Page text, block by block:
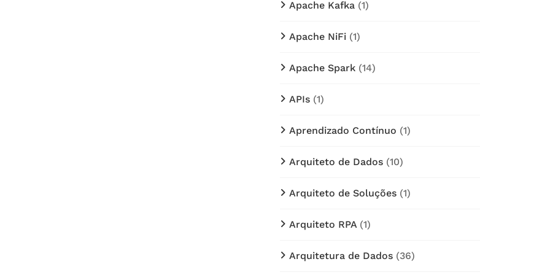
Apache Kafka (1)
Apache NiFi (1)
Apache Spark (14)
APIs (1)
Aprendizado Contínuo (1)
Arquiteto de Dados (10)
Arquiteto de Soluções (1)
Arquiteto RPA(1)
Arquitetura de Dados (36)